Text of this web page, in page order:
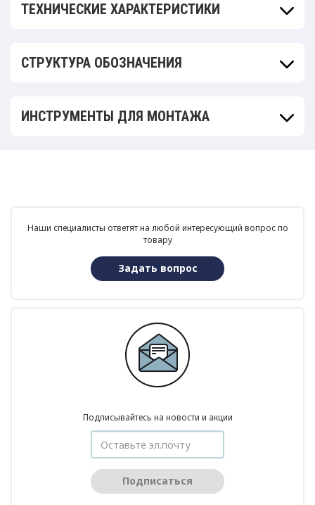
ТЕХНИЧЕСКИЕ ХАРАКТЕРИСТИКИ
СТРУКТУРА ОБОЗНАЧЕНИЯ
ИНСТРУМЕНТЫ ДЛЯ МОНТАЖА
Наши специалисты ответят на любой интересующий вопрос по
товару
Задать вопрос
Подписывайтесь на новости и акции
Подписаться